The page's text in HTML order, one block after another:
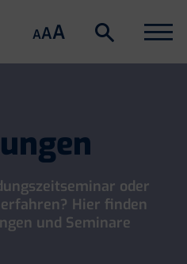
AAA
Suche
öffnen
Suche Menu
oder
Hier finden
und Seminare